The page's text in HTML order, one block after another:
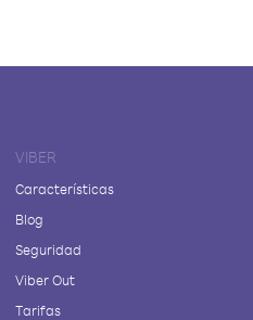
VIBER
Características
Blog
Seguridad
Viber Out
Tarifas